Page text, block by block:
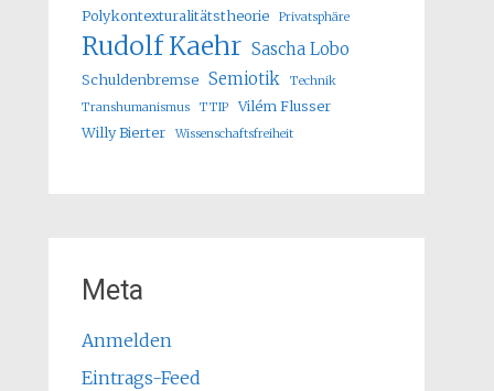
Polykontexturalitätstheorie Privatsphäre
Rudolf Kaehr Sascha Lobo
Schuldenbremse Semiotik
Technik
Transhumanismus
TTIP
Vilém Flusser
Willy Bierter
Wissenschaftsfreiheit
Meta
Anmelden
Eintrags-Feed